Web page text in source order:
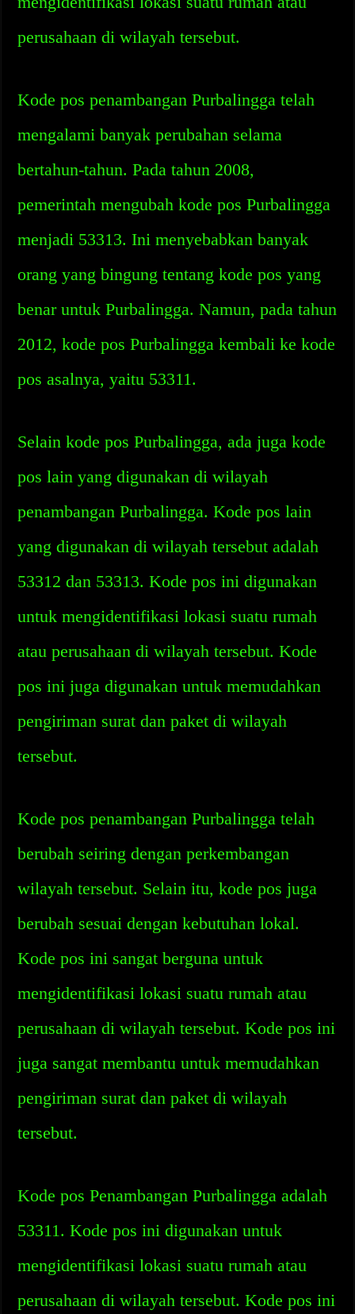
perusahaan di wilayah tersebut.
Kode pos penambangan Purbalingga telah
mengalami banyak perubahan selama
bertahun-tahun. Pada tahun 2008,
pemerintah mengubah kode pos Purbalingga
menjadi 53313. Ini menyebabkan banyak
orang yang bingung tentang kode pos yang
benar untuk Purbalingga. Namun, pada tahun
2012, kode pos Purbalingga kembali ke kode
pos asalnya, yaitu 53311.
Selain kode pos Purbalingga, ada juga kode
pos lain yang digunakan di wilayah
penambangan Purbalingga. Kode pos lain
yang digunakan di wilayah tersebut adalah
53312 dan 53313. Kode pos ini digunakan
untuk mengidentifikasi lokasi suatu rumah
atau perusahaan di wilayah tersebut. Kode
pos ini juga digunakan untuk memudahkan
pengiriman surat dan paket di wilayah
tersebut.
Kode pos penambangan Purbalingga telah
berubah seiring dengan perkembangan
wilayah tersebut. Selain itu, kode pos juga
berubah sesuai dengan kebutuhan lokal.
Kode pos ini sangat berguna untuk
mengidentifikasi lokasi suatu rumah atau
perusahaan di wilayah tersebut. Kode pos ini
juga sangat membantu untuk memudahkan
pengiriman surat dan paket di wilayah
tersebut.
Kode pos Penambangan Purbalingga adalah
53311. Kode pos ini digunakan untuk
mengidentifikasi lokasi suatu rumah atau
perusahaan di wilayah tersebut. Kode pos ini